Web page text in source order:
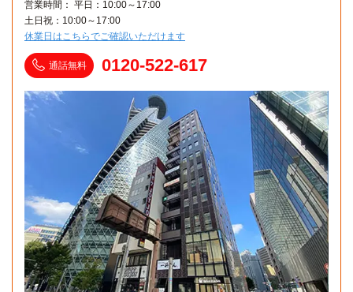
営業時間： 平日：10:00～17:00
土日祝：10:00～17:00
休業日はこちらでご確認いただけます
通話無料 0120-522-617